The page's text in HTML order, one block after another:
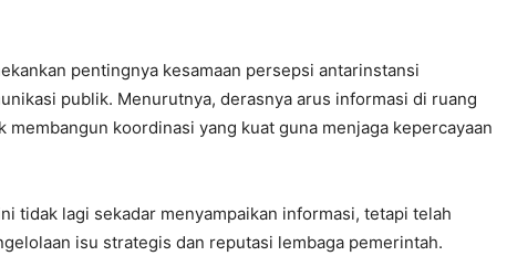
pentingnya kesamaan persepsi antarinstansi
publik. Menurutnya, derasnya arus informasi di ruang
koordinasi yang kuat guna menjaga kepercayaan
tidak lagi sekadar menyampaikan informasi, tetapi telah
isu strategis dan reputasi lembaga pemerintah.